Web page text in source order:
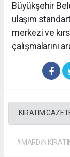
Büyükşehir
ulaşım
merkezi ve
çalışmalarını
KIR'ATIM
#MARDİN